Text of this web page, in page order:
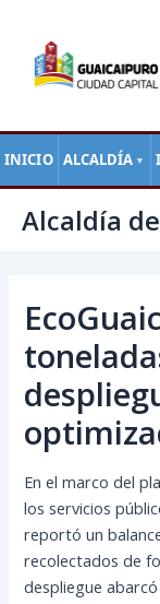
INICIO ALCALDÍA ▼
contenido
Alcaldía
En el marco del
los servicios
reportó un
recolectados de
despliegue
de